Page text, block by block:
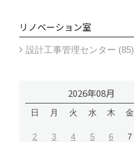
リノベーション室
設計工事管理センター (85)
2026年08月
日 月 火 水 木 金
2
3 4 5 6 7